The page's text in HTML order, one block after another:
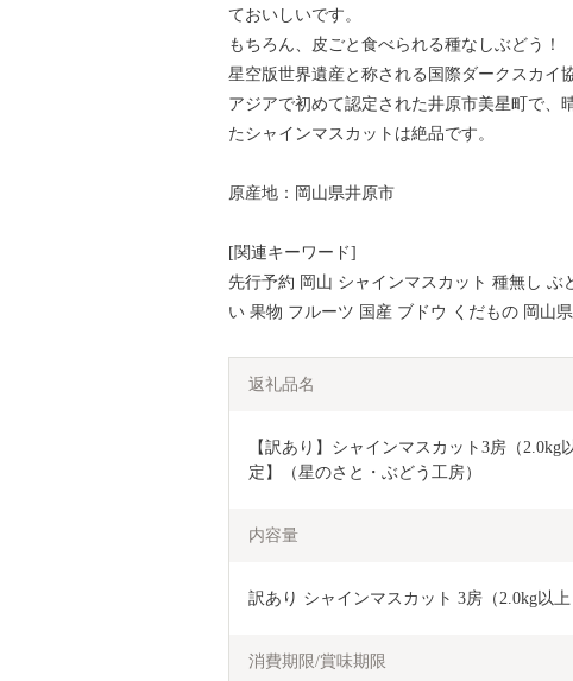
ておいしいです。
もちろん、皮ごと食べられる種なしぶどう！
星空版世界遺産と称される国際ダークスカイ
アジアで初めて認定された井原市美星町で、
たシャインマスカットは絶品です。
原産地：岡山県井原市
[関連キーワード]
先行予約 岡山 シャインマスカット 種無し ぶ
い 果物 フルーツ 国産 ブドウ くだもの 岡山
返礼品名
【訳あり】シャインマスカット3房（
定】（星のさと・ぶどう工房）
内容量
訳あり シャインマスカット 3房（2.0kg以上
消費期限/賞味期限